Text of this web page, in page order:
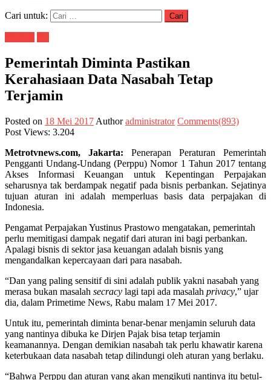
Cari untuk:
Pemerintah Diminta Pastikan
Kerahasiaan Data Nasabah Tetap
Terjamin
Posted on 18 Mei 2017 Author administrator Comments(893)
Post Views: 3.204
Metrotvnews.com, Jakarta: Penerapan Peraturan Pemerintah
Pengganti Undang-Undang (Perppu) Nomor 1 Tahun 2017 tentang
Akses Informasi Keuangan untuk Kepentingan Perpajakan
seharusnya tak berdampak negatif pada bisnis perbankan. Sejatinya
tujuan aturan ini adalah memperluas basis data perpajakan di
Indonesia.
Pengamat Perpajakan Yustinus Prastowo mengatakan, pemerintah
perlu memitigasi dampak negatif dari aturan ini bagi perbankan.
Apalagi bisnis di sektor jasa keuangan adalah bisnis yang
mengandalkan kepercayaan dari para nasabah.
“Dan yang paling sensitif di sini adalah publik yakni nasabah yang
merasa bukan masalah secracy lagi tapi ada masalah privacy,” ujar
dia, dalam Primetime News, Rabu malam 17 Mei 2017.
Untuk itu, pemerintah diminta benar-benar menjamin seluruh data
yang nantinya dibuka ke Dirjen Pajak bisa tetap terjamin
keamanannya. Dengan demikian nasabah tak perlu khawatir karena
keterbukaan data nasabah tetap dilindungi oleh aturan yang berlaku.
“Bahwa Perppu dan aturan yang akan mengikuti nantinya itu betul-